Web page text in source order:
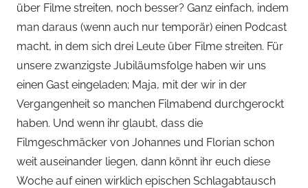
über Filme streiten, noch besser? Ganz einfach, indem
man daraus (wenn auch nur temporär) einen Podcast
macht, in dem sich drei Leute über Filme streiten. Für
unsere zwanzigste Jubiläumsfolge haben wir uns
einen Gast eingeladen; Maja, mit der wir in der
Vergangenheit so manchen Filmabend durchgerockt
haben. Und wenn ihr glaubt, dass die
Filmgeschmäcker von Johannes und Florian schon
weit auseinander liegen, dann könnt ihr euch diese
Woche auf einen wirklich epischen Schlagabtausch